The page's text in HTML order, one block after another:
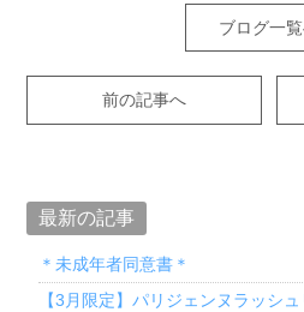
ブログ一
前の記事へ
最新の記事
＊未成年者同意書＊
【3月限定】パリジェンヌラッシ